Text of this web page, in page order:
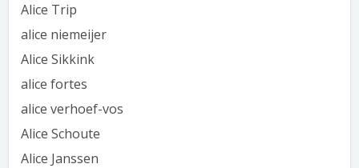
Alice Trip
alice niemeijer
Alice Sikkink
alice fortes
alice verhoef-vos
Alice Schoute
Alice Janssen